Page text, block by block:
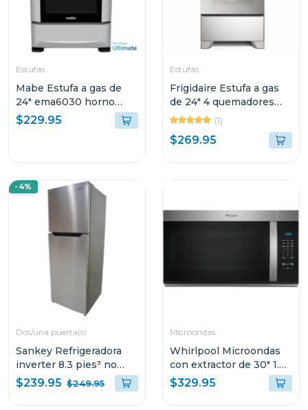
Estufas
Mabe Estufa a gas de
24" ema6030 horno
multifuncional 6030sg1
$229.95
Estufas
Frigidaire Estufa a gas
de 24" 4 quemadores
horno multifuncion
fkgn24c3
(1)
$269.95
-4%
Dos/una puerta(s)
Sankey Refrigeradora
inverter 8.3 pies³ no
frost luz led rf90in70
$239.95 $249.95
Microondas
Whirlpool Microondas
con extractor de 30" 1.7
pies³ 1000 w acero
antihuellas wmms3130
$329.95